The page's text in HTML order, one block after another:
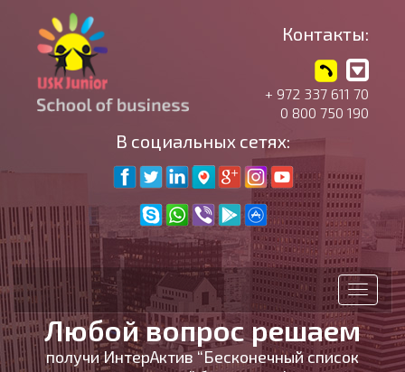
Контакты:
+ 972 337 611 70
0 800 750 190
В социальных сетях:
Toggle
Любой вопрос решаем
получи ИнтерАктив “Бесконечный список